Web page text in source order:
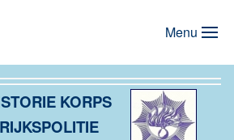
Menu
KORPS
RIJKSPOLITIE